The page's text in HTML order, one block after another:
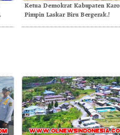
Ketua Demokrat Kabupaten Karo
Pimpin Laskar Biru Bergerak.!